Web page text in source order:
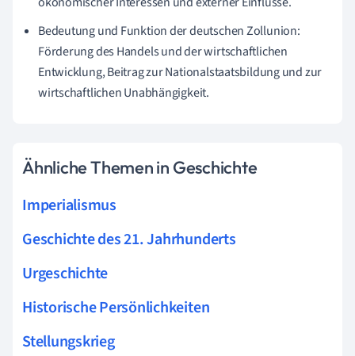
Bedeutung und Funktion der deutschen Zollunion:
Förderung des Handels und der wirtschaftlichen
Entwicklung, Beitrag zur Nationalstaatsbildung und zur
wirtschaftlichen Unabhängigkeit.
Ähnliche Themen in Geschichte
Imperialismus
Geschichte des 21. Jahrhunderts
Urgeschichte
Historische Persönlichkeiten
Stellungskrieg